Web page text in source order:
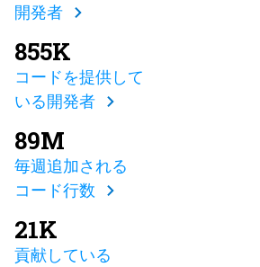
開発者
855K
コードを提供して
いる開発者
89M
毎週追加される
コード行数
21K
貢献している